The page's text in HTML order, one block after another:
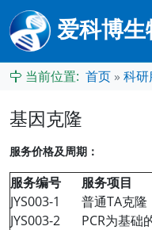
爱科博生
当前位置: 首页 » 科研
基因克隆
服务价格及周期：
服务编号
服务项目
JYS003-1
普通TA克隆
JYS003-2
PCR为基础